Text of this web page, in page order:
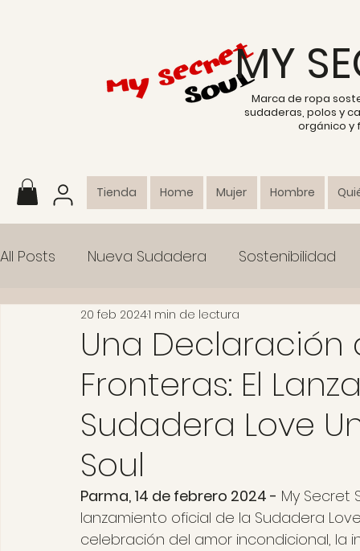
MY
Marca de ropa
sudaderas, polos y
orgánico y
Tienda Home Mujer Hombre
All Posts Nueva Sudadera Sostenibilidad
Colección
Una Declaración
Fronteras: El
Sudadera Love
Soul
20 feb 20241 min de lectura
Parma, 14 de febrero 2024 - My Secret
lanzamiento oficial de la Sudadera
celebración del amor incondicional, la